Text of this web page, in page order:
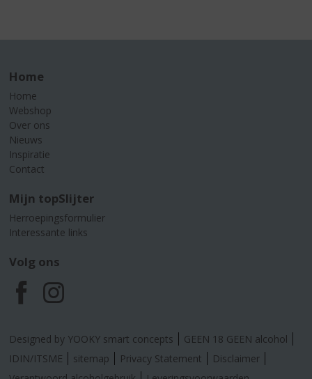
Home
Home
Webshop
Over ons
Nieuws
Inspiratie
Contact
Mijn topSlijter
Herroepingsformulier
Interessante links
Volg ons
F
a
c
I
n
s
Designed by YOOKY smart concepts
GEEN 18 GEEN alcohol
IDIN/ITSME
sitemap Privacy Statement
Disclaimer